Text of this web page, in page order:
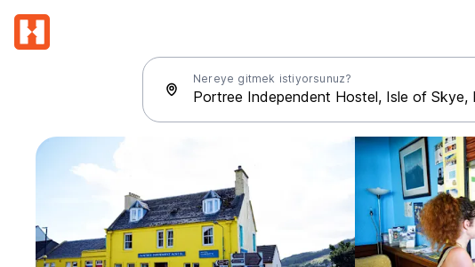
Nereye gitmek istiyorsunuz?